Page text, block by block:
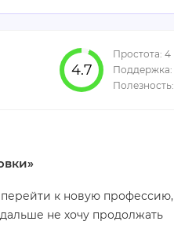
4.7
к новую профессию,
не хочу продолжать